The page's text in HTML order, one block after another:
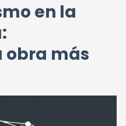
en la
obra más